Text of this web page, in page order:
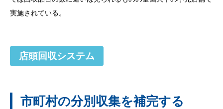
実施されている。
店頭回収システム
市町村の分別収集を補完する